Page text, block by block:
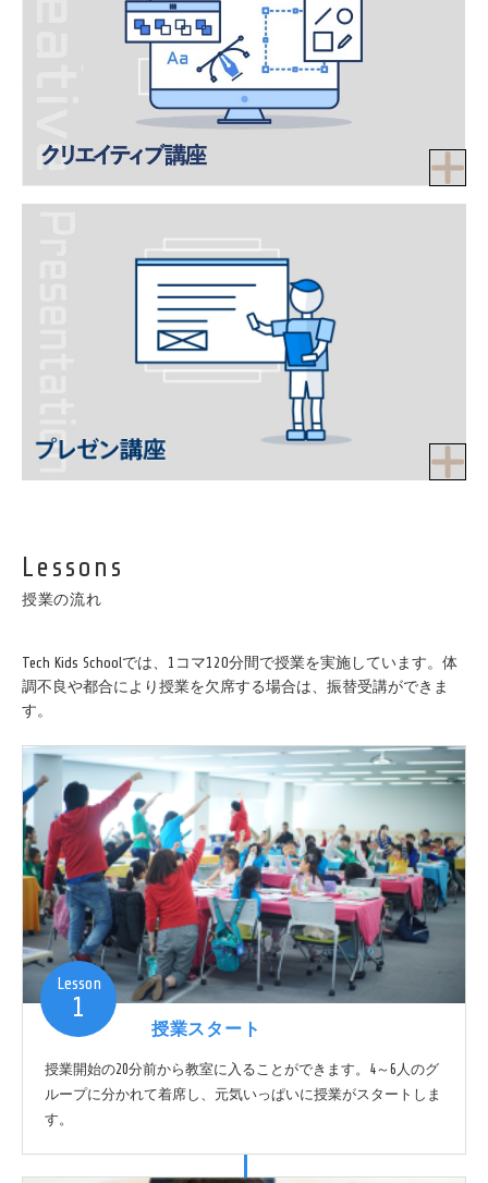
Tech Kids School では、プログラミングスキルだけでなく、デザ
自分の好きな作品をつくるだけでなく、使う人の立場に立っ
た作品づくりができるようになることを目指します。
プレゼンテーション講座では、社会に対して積極的に働きか
ける姿勢と、人前で話すことに物怖じしない舞台度胸を養い
ます。半年に一度の成果発表会では、他の生徒や保護者様の
前でプレゼンテーションをする機会を設けています。
Lessons
授業の流れ
Tech Kids Schoolでは、1コマ120分間で授業を実施しています。体
調不良や都合により授業を欠席する場合は、振替受講ができま
す。
Lesson
1
授業スタート
授業開始の20分前から教室に入ることができます。4～6人のグ
ループに分かれて着席し、元気いっぱいに授業がスタートしま
す。